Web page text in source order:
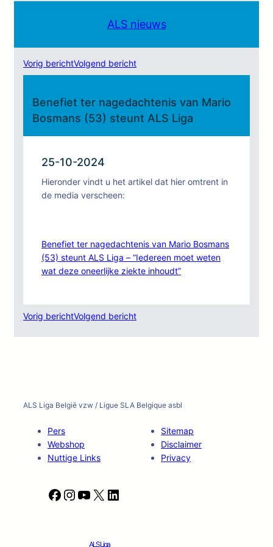
ALS nieuws
Vorig berichtVolgend bericht
Benefiet ter nagedachtenis van Mario
Bosmans (53) steunt ALS Liga
25-10-2024
Hieronder vindt u het artikel dat hier omtrent in
de media verscheen:
Benefiet ter nagedachtenis van Mario Bosmans
(53) steunt ALS Liga – “Iedereen moet weten
wat deze oneerlijke ziekte inhoudt”
Vorig berichtVolgend bericht
ALS Liga België vzw / Ligue SLA Belgique asbl
Pers
Webshop
Nuttige Links
Sitemap
Disclaimer
Privacy
F
I
Y
X
ALS Liga